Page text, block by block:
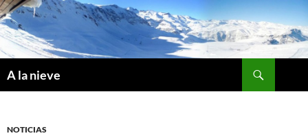
Saltar
al
contenido
A la nieve
NOTICIAS